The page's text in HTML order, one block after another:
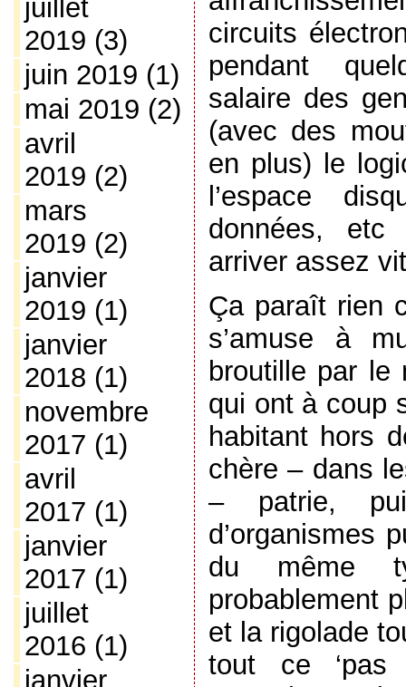
juillet
2019 (3)
juin 2019 (1)
mai 2019 (2)
avril
2019 (2)
mars
2019 (2)
janvier
2019 (1)
janvier
2018 (1)
novembre
2017 (1)
avril
2017 (1)
janvier
2017 (1)
juillet
2016 (1)
janvier
circuits
pendant
salaire des
(avec des
en plus) le
l’espace
données,
arriver assez
Ça paraît rien
s’amuse à
broutille par le
qui ont à coup
habitant hors
chère – dans
– patrie,
d’organismes
du même
probablement
et la rigolade
tout ce ‘pas